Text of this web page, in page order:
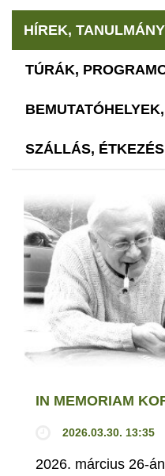
HÍREK,
TÚRÁK,
SZÁLLÁS, ÉTKEZÉS
IN MEMORIAM
2026.03.30. 13:35
2026. március 26-